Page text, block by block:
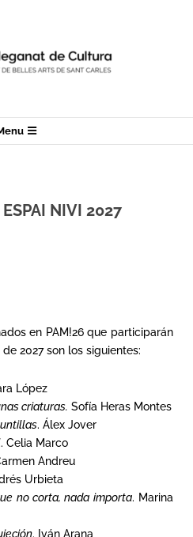
NIVI 2027
en PAM!26 que participarán
2027 son los siguientes:
López
criaturas. Sofía Heras Montes
. Álex Jover
. Celia Marco
Andreu
Urbieta
no corta, nada importa. Marina
. Iván Arana